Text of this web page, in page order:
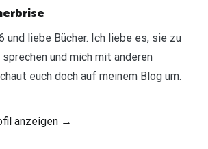
und liebe Bücher. Ich liebe es, sie zu
und mich mit anderen
euch doch auf meinem Blog um.
anzeigen →